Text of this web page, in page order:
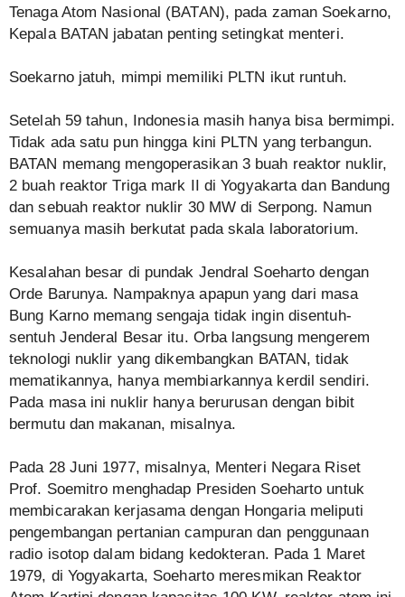
Tenaga Atom Nasional (BATAN), pada zaman Soekarno,
Kepala BATAN jabatan penting setingkat menteri.
Soekarno jatuh, mimpi memiliki PLTN ikut runtuh.
Setelah 59 tahun, Indonesia masih hanya bisa bermimpi.
Tidak ada satu pun hingga kini PLTN yang terbangun.
BATAN memang mengoperasikan 3 buah reaktor nuklir,
2 buah reaktor Triga mark II di Yogyakarta dan Bandung
dan sebuah reaktor nuklir 30 MW di Serpong. Namun
semuanya masih berkutat pada skala laboratorium.
Kesalahan besar di pundak Jendral Soeharto dengan
Orde Barunya. Nampaknya apapun yang dari masa
Bung Karno memang sengaja tidak ingin disentuh-
sentuh Jenderal Besar itu. Orba langsung mengerem
teknologi nuklir yang dikembangkan BATAN, tidak
mematikannya, hanya membiarkannya kerdil sendiri.
Pada masa ini nuklir hanya berurusan dengan bibit
bermutu dan makanan, misalnya.
Pada 28 Juni 1977, misalnya, Menteri Negara Riset
Prof. Soemitro menghadap Presiden Soeharto untuk
membicarakan kerjasama dengan Hongaria meliputi
pengembangan pertanian campuran dan penggunaan
radio isotop dalam bidang kedokteran. Pada 1 Maret
1979, di Yogyakarta, Soeharto meresmikan Reaktor